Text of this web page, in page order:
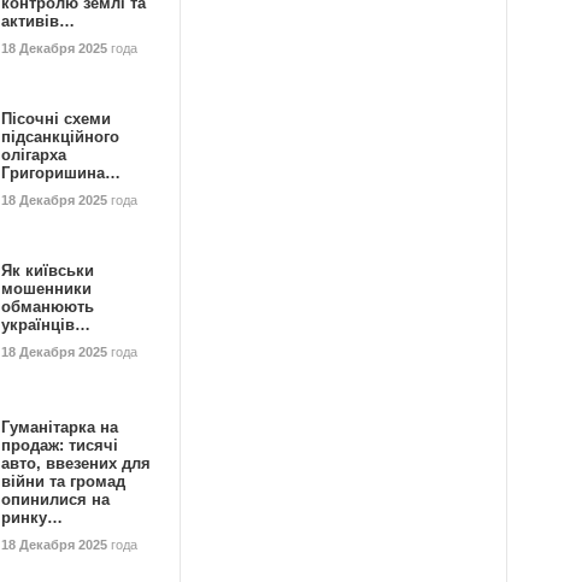
активів…
18 Декабря 2025 года
Пісочні схеми
підсанкційного
олігарха
Григоришина…
18 Декабря 2025 года
Як київськи
мошенники
обманюють
українців…
18 Декабря 2025 года
Гуманітарка на
продаж: тисячі
авто, ввезених для
війни та громад
опинилися на
ринку…
18 Декабря 2025 года